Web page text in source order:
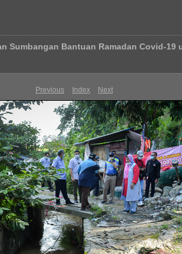
Sumbangan Bantuan Ramadan Covid-19
Previous Index Next